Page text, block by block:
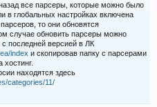
все парсеры, которые можно было
в глобальных настройках включена
то они обновятся
случае обновить парсеры можно
последней версией в ЛК
index и скопировав папку с парсерами
находятся здесь
categories/11/